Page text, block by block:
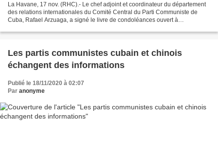
La Havane, 17 nov. (RHC).- Le chef adjoint et coordinateur du département
des relations internationales du Comité Central du Parti Communiste de
Cuba, Rafael Arzuaga, a signé le livre de condoléances ouvert à
Les partis communistes cubain et chinois
échangent des informations
Publié le 18/11/2020 à 02:07
Par anonyme